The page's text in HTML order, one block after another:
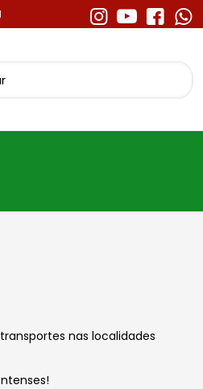
nas localidades